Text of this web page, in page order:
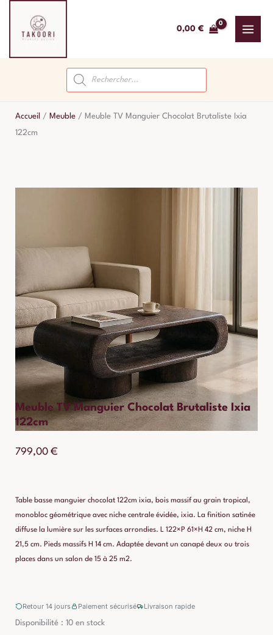
contenu
0,00 €
Recherche
de
produits
Accueil / Meuble / Meuble TV Manguier Chocolat Brutaliste Ixia
122cm
Meuble TV Manguier Chocolat Brutaliste Ixia
122cm
799,00 €
Table basse manguier chocolat 122cm ixia, bois massif au grain tropical,
monobloc géométrique avec niche centrale évidée, ixia. La finition satinée
diffuse la lumière sur les surfaces arrondies. L 122×P 61×H 42 cm, niche H
21,5 cm. Pieds massifs H 14 cm. Adaptée devant un canapé deux ou trois
places dans un salon de 15 à 25 m2.
Retour 14 jours Paiement sécurisé Livraison rapide
Disponibilité : 10 en stock
quantité